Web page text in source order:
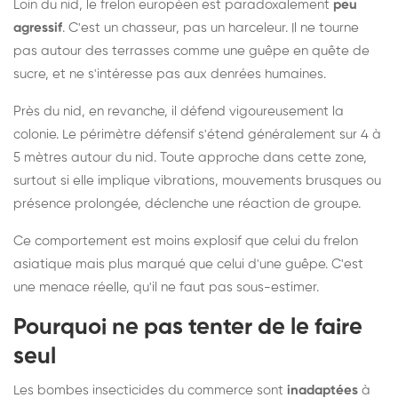
Loin du nid, le frelon européen est paradoxalement peu
agressif. C'est un chasseur, pas un harceleur. Il ne tourne
pas autour des terrasses comme une guêpe en quête de
sucre, et ne s'intéresse pas aux denrées humaines.
Près du nid, en revanche, il défend vigoureusement la
colonie. Le périmètre défensif s'étend généralement sur 4 à
5 mètres autour du nid. Toute approche dans cette zone,
surtout si elle implique vibrations, mouvements brusques ou
présence prolongée, déclenche une réaction de groupe.
Ce comportement est moins explosif que celui du frelon
asiatique mais plus marqué que celui d'une guêpe. C'est
une menace réelle, qu'il ne faut pas sous-estimer.
Pourquoi ne pas tenter de le faire
seul
Les bombes insecticides du commerce sont inadaptées à